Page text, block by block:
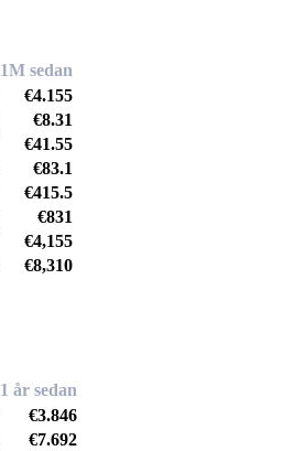
1M sedan
€4.155
€8.31
€41.55
€83.1
€415.5
€831
€4,155
€8,310
1 år sedan
€3.846
€7.692